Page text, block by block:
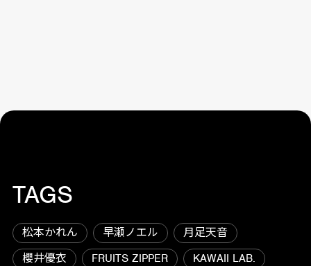
TAGS
松本かれん 早瀬ノエル
月足天音
櫻井優衣
FRUITS ZIPPER
KAWAII LAB.